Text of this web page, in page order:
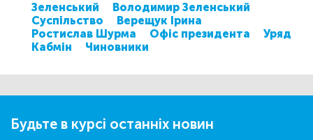
Зеленський
Володимир Зеленський
Суспільство
Верещук Ірина
Ростислав Шурма
Офіс президента
Уряд
Кабмін
Чиновники
Будьте в курсі останніх новин